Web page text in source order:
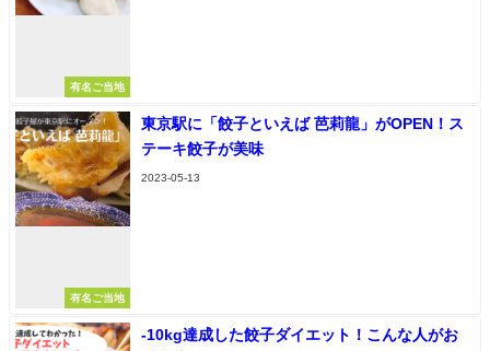
有名ご当地
有名ご当地
東京駅に「餃子といえば 芭莉龍」がOPEN！ス
テーキ餃子が美味
2023-05-13
-10kg達成した餃子ダイエット！こんな人がお